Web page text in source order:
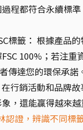
程都符合永續標
標籤： 根據產品
100%；若注
傳達您的環保承諾
行銷活動和品牌
，還能贏得越來
認證，辨識不同標